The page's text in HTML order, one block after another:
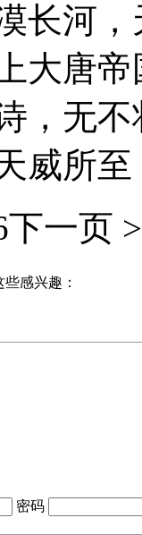
长河
大唐
，无
威所
下一页
感兴趣：
密码